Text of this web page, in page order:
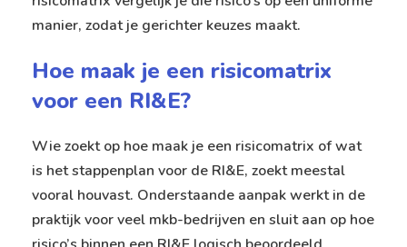
manier, zodat je gerichter keuzes maakt.
Hoe maak je een risicomatrix
voor een RI&E?
Wie zoekt op hoe maak je een risicomatrix of wat
is hetstappenplan voor de RI&E, zoekt meestal
vooral houvast. Onderstaande aanpak werkt in de
praktijk voor veel mkb-bedrijven en sluit aan op hoe